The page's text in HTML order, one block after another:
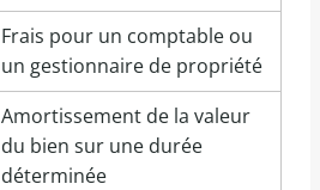
Frais pour un comptable ou
un gestionnaire de propriété
Amortissement de la valeur
du bien sur une durée
déterminée